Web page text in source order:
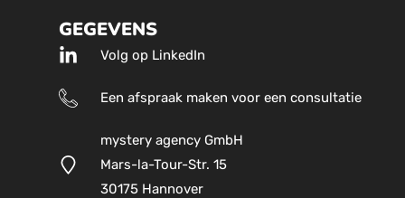
GEGEVENS
Volg op LinkedIn
Een afspraak maken voor een consultatie
mystery agency GmbH
Mars-la-Tour-Str. 15
30175 Hannover